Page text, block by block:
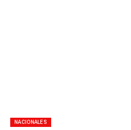
NACIONALES